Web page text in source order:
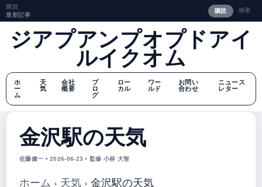
購読
最新記事
購読 検索
ジアプアンプオプドアイ
ルイクオム
ホ
ー
ム
天
気
会社
概要
ブ
ロ
グ
ロー
カル
ワー
ルド
お問い
合わせ
ニュース
レター
金沢駅の天気
佐藤健一 • 2026-06-23 • 監修 小林 大智
ホーム › 天気 › 金沢駅の天気